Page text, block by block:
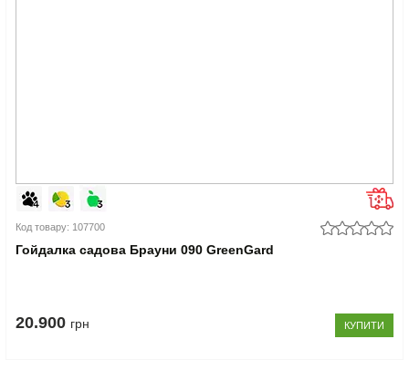
Код товару: 107700
Гойдалка садова Брауни 090 GreenGard
20.900 грн КУПИТИ